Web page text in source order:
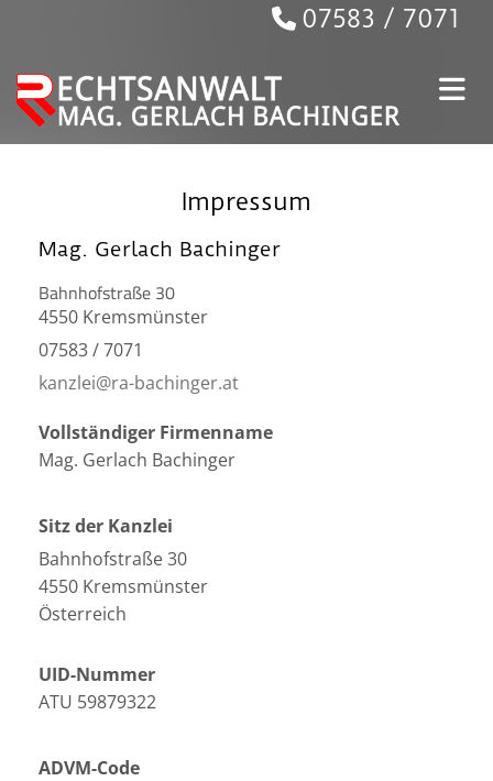
 07583 / 7071
Impressum
Mag. Gerlach Bachinger
Bahnhofstraße 30
4550 Kremsmünster
07583 / 7071
kanzlei@ra-bachinger.at
Vollständiger Firmenname
Mag. Gerlach Bachinger
Sitz der Kanzlei
Bahnhofstraße 30
4550 Kremsmünster
Österreich
UID-Nummer
ATU 59879322
ADVM-Code